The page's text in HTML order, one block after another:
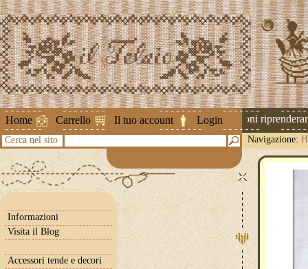
Home Carrello Il tuo account Login
Attenzione ! Le spedizioni
Cerca nel sito Navigazione:
Informazioni
Visita il Blog
Accessori tende e decori